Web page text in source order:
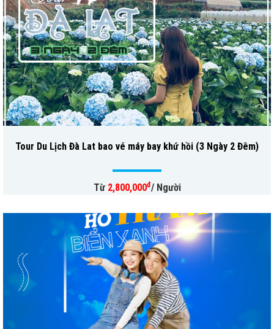
Tour Du Lịch Đà Lat bao vé máy bay khứ hồi (3 Ngày 2 Đêm)
Từ 2,800,000đ/ Người